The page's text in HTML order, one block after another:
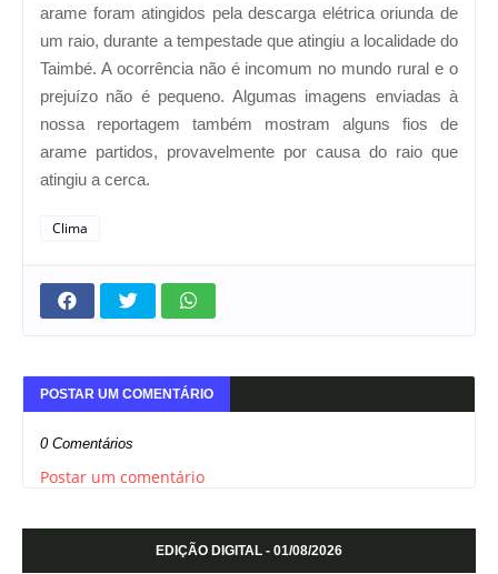
arame foram atingidos pela descarga elétrica oriunda de
um raio, durante a tempestade que atingiu a localidade do
Taimbé. A ocorrência não é incomum no mundo rural e o
prejuízo não é pequeno. Algumas imagens enviadas à
nossa reportagem também mostram alguns fios de
arame partidos, provavelmente por causa do raio que
atingiu a cerca.
Clima
POSTAR UM COMENTÁRIO
0 Comentários
Postar um comentário
EDIÇÃO DIGITAL - 01/08/2026